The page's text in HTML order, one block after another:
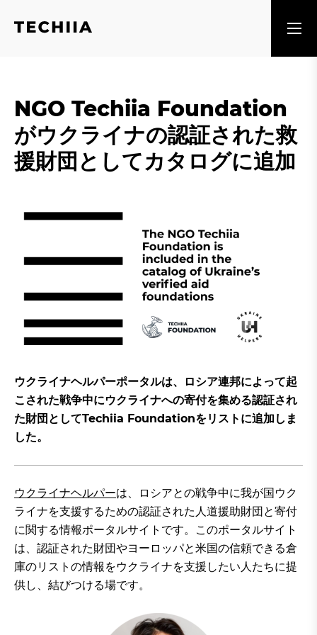
NGO Techiia Foundation
がウクライナの認証された救
援財団としてカタログに追加
ウクライナヘルパーポータルは、ロシア連邦によって起
こされた戦争中にウクライナへの寄付を集める認証され
た財団としてTechiia Foundationをリストに追加しま
した。
ウクライナヘルパーは、ロシアとの戦争中に我が国ウク
ライナを支援するための認証された人道援助財団と寄付
に関する情報ポータルサイトです。このポータルサイト
は、認証された財団やヨーロッパと米国の信頼できる倉
庫のリストの情報をウクライナを支援したい人たちに提
供し、結びつける場です。